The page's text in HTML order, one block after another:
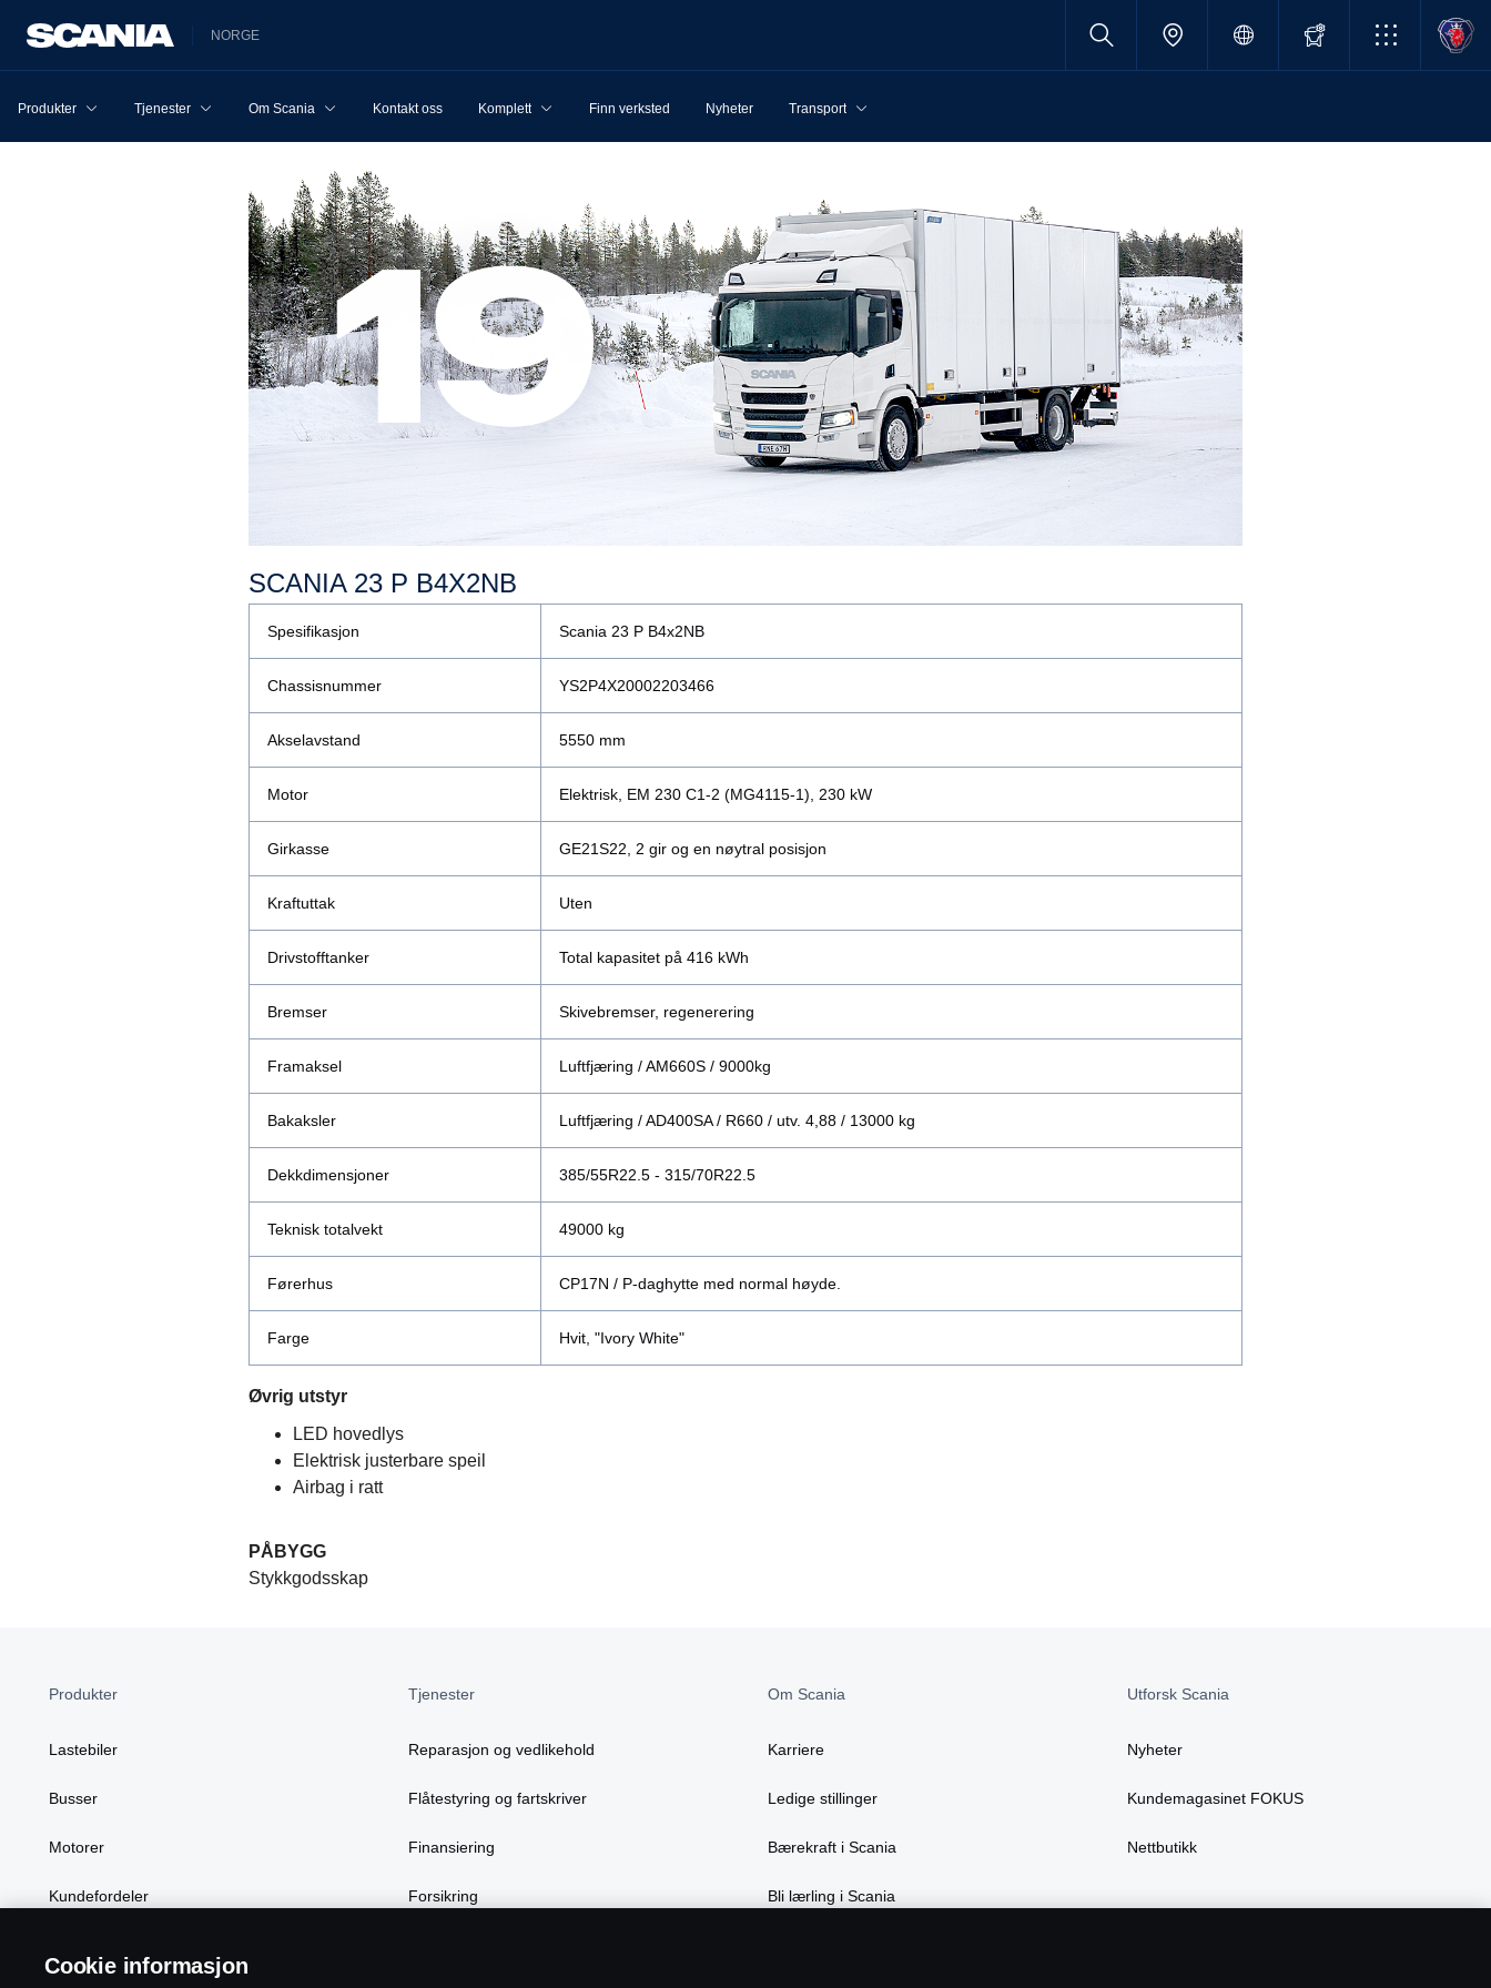
NORGE
Produkter Tjenester Om Scania Kontakt oss Komplett Finn verksted Nyheter Transport
SCANIA 23 P B4X2NB
Spesifikasjon Scania 23 P B4x2NB
Chassisnummer YS2P4X20002203466
Akselavstand 5550 mm
Motor Elektrisk, EM 230 C1-2 (MG4115-1), 230 kW
Girkasse GE21S22, 2 gir og en nøytral posisjon
Kraftuttak Uten
Drivstofftanker Total kapasitet på 416 kWh
Bremser Skivebremser, regenerering
Framaksel Luftfjæring / AM660S / 9000kg
Bakaksler Luftfjæring / AD400SA / R660 / utv. 4,88 / 13000 kg
Dekkdimensjoner 385/55R22.5 - 315/70R22.5
Teknisk totalvekt 49000 kg
Førerhus CP17N / P-daghytte med normal høyde.
Farge Hvit, "Ivory White"
Øvrig utstyr
LED hovedlys
Elektrisk justerbare speil
Airbag i ratt
PÅBYGG
Stykkgodsskap
Produkter
Lastebiler
Busser
Motorer
Kundefordeler
Tjenester
Reparasjon og vedlikehold
Flåtestyring og fartskriver
Finansiering
Forsikring
Om Scania
Karriere
Ledige stillinger
Bærekraft i Scania
Bli lærling i Scania
Utforsk Scania
Nyheter
Kundemagasinet FOKUS
Nettbutikk
Cookie informasjon